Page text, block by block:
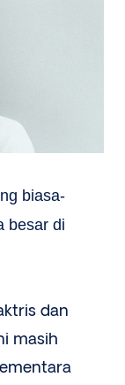
biasa-
besar di
dan
masih